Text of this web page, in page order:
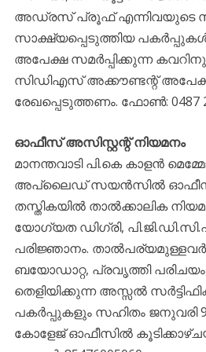
അഡ്രസ് പ്രൂഫ് എന്നിവയുടെ
സാക്ഷ്യപ്പെടുത്തിയ
അപേക്ഷ സമര്‍പ്പിക്കുന്ന
സിഡിഎസ് അക്കൗണ്ടന്റ്
രേഖപ്പെടുത്തണം. ഫോണ്‍: 0487
ഓഫീസ് അസിസ്റ്റന്റ് നിയമനം
മാനന്തവാടി പി.കെ കാളന്‍
അപ്ലൈഡ് സയന്‍സില്‍ ഓഫീസ്
തസ്തികയില്‍ താല്‍ക്കാലിക
യോഗ്യത ഡിഗ്രി,
പരിജ്ഞാനം.
ബയോഡാറ്റ, പ്രവൃത്തി
തെളിയിക്കുന്ന അസ്സല്‍
പകര്‍പ്പുകളും സഹിതം ജനുവരി
കോളേജ് ഓഫീസില്‍